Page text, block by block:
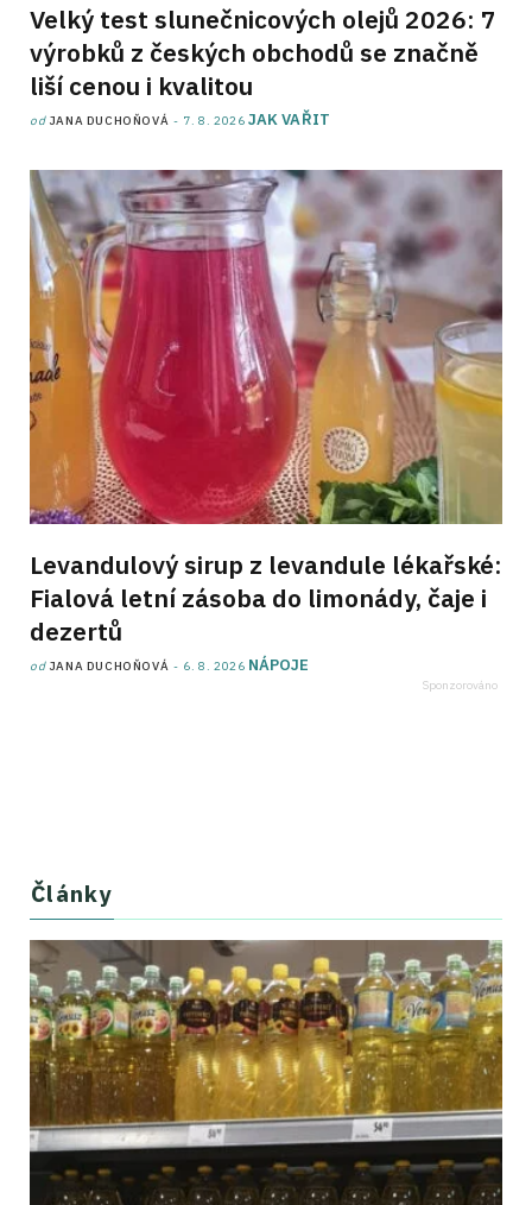
Velký test slunečnicových olejů 2026: 7
výrobků z českých obchodů se značně
liší cenou i kvalitou
od JANA DUCHOŇOVÁ 7. 8. 2026 JAK VAŘIT
Levandulový sirup z levandule lékařské:
Fialová letní zásoba do limonády, čaje i
dezertů
od JANA DUCHOŇOVÁ 6. 8. 2026 NÁPOJE
Články